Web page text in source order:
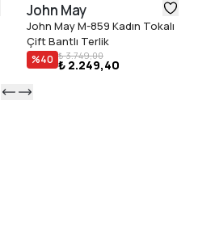
John May
John May M-859 Kadın Tokalı
Çift Bantlı Terlik
%40 ₺ 3.749,00
₺ 2.249,40